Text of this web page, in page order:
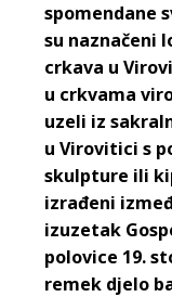
spomendane
su naznačeni
crkava u
u crkvama
uzeli iz
u Virovitici s
skulpture ili
izrađeni
izuzetak
polovice 19.
remek djelo